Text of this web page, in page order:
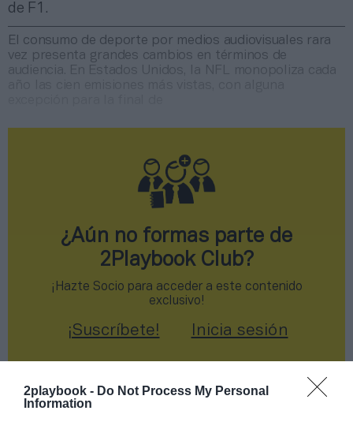
2playbook - Do Not Process My Personal
Information
de F1.
El consumo de deporte por medios audiovisuales rara
vez presenta grandes cambios en términos de
audiencia. En Estados Unidos, la NFL monopoliza cada
¿Aún no formas parte de
2Playbook Club?
¡Hazte Socio para acceder a este contenido
exclusivo!
¡Suscríbete! Inicia sesión